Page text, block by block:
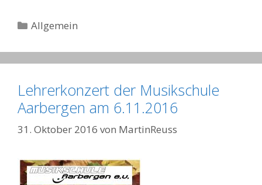
Kategorien
Allgemein
Lehrerkonzert der Musikschule
Aarbergen am 6.11.2016
31. Oktober 2016 von MartinReuss